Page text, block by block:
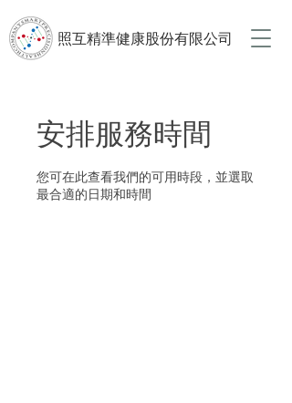
照互精準健康股份有限公司
安排服務時間
您可在此查看我們的可用時段，並選取
最合適的日期和時間